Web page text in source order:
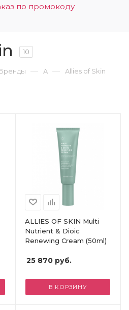
по промокоду
10
Бренды — A — Allies of Skin
ALLIES OF SKIN Multi
Nutrient & Dioic
Renewing Cream (50ml)
25 870руб.
В КОРЗИНУ